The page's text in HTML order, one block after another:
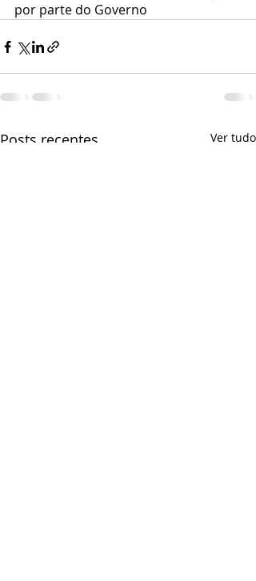
por parte do Governo
Posts recentes Ver tudo